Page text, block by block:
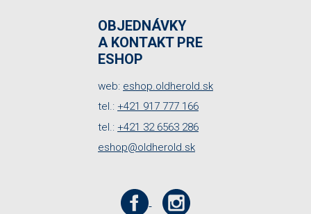
OBJEDNÁVKY
A KONTAKT PRE
ESHOP
web: eshop.oldherold.sk
tel.: +421 917 777 166
tel.: +421 32 6563 286
eshop@oldherold.sk